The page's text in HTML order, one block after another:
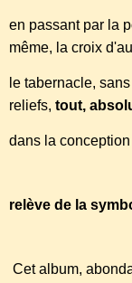
en passant par la
même, la croix
le tabernacle,
reliefs, tout,
dans la
relève de la
Cet album,